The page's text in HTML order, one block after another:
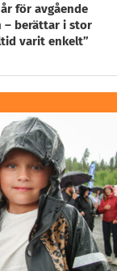
för avgående
– berättar i stor
varit enkelt”